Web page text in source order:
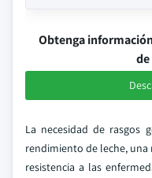
Obtenga
La necesidad de rasgos
rendimiento de leche, una
resistencia a las